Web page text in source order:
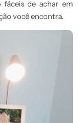
fáceis de achar em
você encontra.